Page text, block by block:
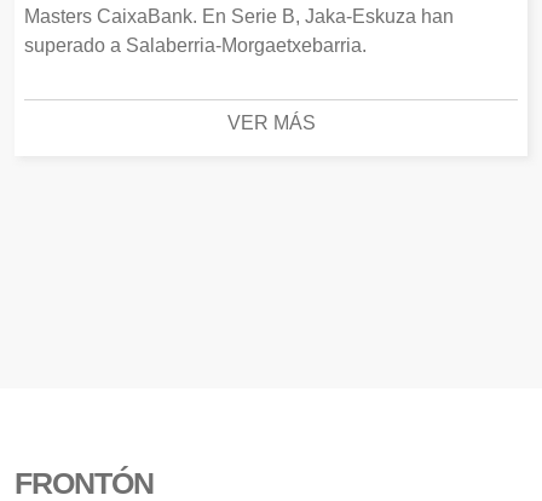
Masters CaixaBank. En Serie B, Jaka-Eskuza han
superado a Salaberria-Morgaetxebarria.
VER MÁS
FRONTÓN